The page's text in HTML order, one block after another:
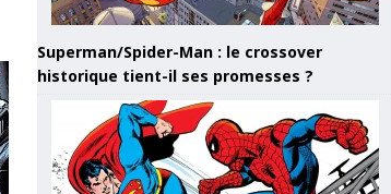
Superman/Spider-Man : le crossover
historique tient-il ses promesses ?